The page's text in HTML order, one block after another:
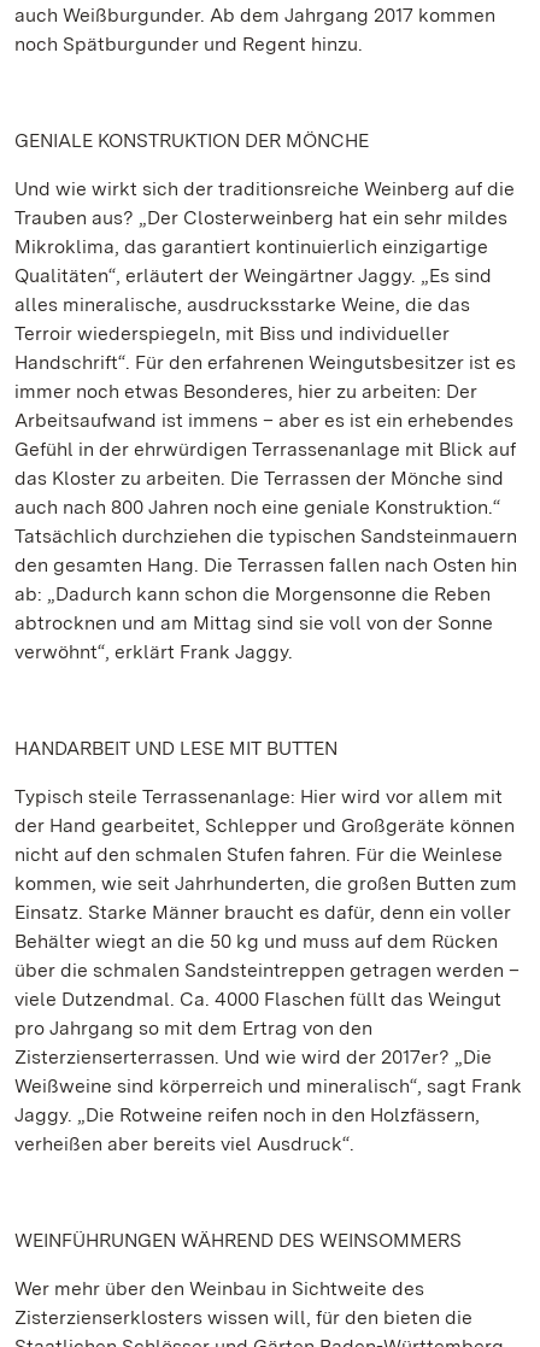
auch Weißburgunder. Ab dem Jahrgang 2017 kommen
noch Spätburgunder und Regent hinzu.
GENIALE KONSTRUKTION DER MÖNCHE
Und wie wirkt sich der traditionsreiche Weinberg auf die
Trauben aus? „Der Closterweinberg hat ein sehr mildes
Mikroklima, das garantiert kontinuierlich einzigartige
Qualitäten“, erläutert der Weingärtner Jaggy. „Es sind
alles mineralische, ausdrucksstarke Weine, die das
Terroir wiederspiegeln, mit Biss und individueller
Handschrift“. Für den erfahrenen Weingutsbesitzer ist es
immer noch etwas Besonderes, hier zu arbeiten: Der
Arbeitsaufwand ist immens – aber es ist ein erhebendes
Gefühl in der ehrwürdigen Terrassenanlage mit Blick auf
das Kloster zu arbeiten. Die Terrassen der Mönche sind
auch nach 800 Jahren noch eine geniale Konstruktion.“
Tatsächlich durchziehen die typischen Sandsteinmauern
den gesamten Hang. Die Terrassen fallen nach Osten hin
ab: „Dadurch kann schon die Morgensonne die Reben
abtrocknen und am Mittag sind sie voll von der Sonne
verwöhnt“, erklärt Frank Jaggy.
HANDARBEIT UND LESE MIT BUTTEN
Typisch steile Terrassenanlage: Hier wird vor allem mit
der Hand gearbeitet, Schlepper und Großgeräte können
nicht auf den schmalen Stufen fahren. Für die Weinlese
kommen, wie seit Jahrhunderten, die großen Butten zum
Einsatz. Starke Männer braucht es dafür, denn ein voller
Behälter wiegt an die 50 kg und muss auf dem Rücken
über die schmalen Sandsteintreppen getragen werden –
viele Dutzendmal. Ca. 4000 Flaschen füllt das Weingut
pro Jahrgang so mit dem Ertrag von den
Zisterzienserterrassen. Und wie wird der 2017er? „Die
Weißweine sind körperreich und mineralisch“, sagt Frank
Jaggy. „Die Rotweine reifen noch in den Holzfässern,
verheißen aber bereits viel Ausdruck“.
WEINFÜHRUNGEN WÄHREND DES WEINSOMMERS
Wer mehr über den Weinbau in Sichtweite des
Zisterzienserklosters wissen will, für den bieten die